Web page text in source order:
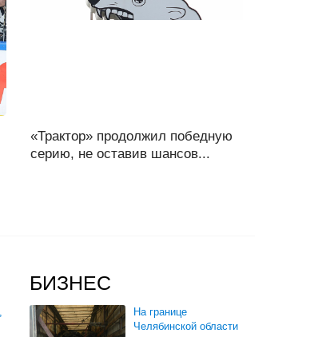
«Трактор» продолжил победную
серию, не оставив шансов...
БИЗНЕС
На границе
Челябинской области